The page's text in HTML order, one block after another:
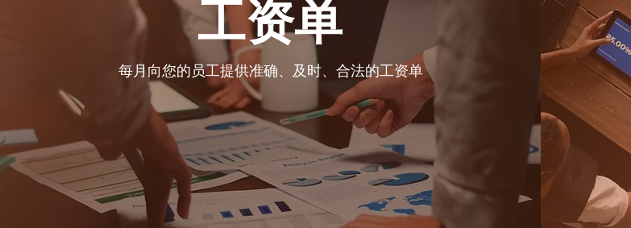
工资单
每月向您的员工提供准确、及时、合法的工资单